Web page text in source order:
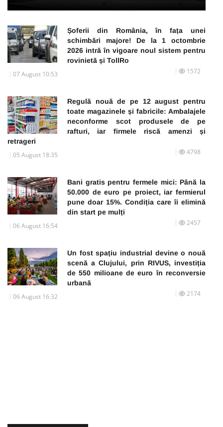
Șoferii din România, în fața unei
schimbări majore! De la 1 octombrie
2026 intră în vigoare noul sistem pentru
rovinietă și TollRo
07 August 10:53 1572
Regulă nouă de pe 12 august pentru
toate magazinele și fabricile: Ambalajele
neconforme scot produsele de pe
rafturi, iar firmele riscă amenzi și
retrageri
05 August 18:35 4798
Bani gratis pentru fermele mici: Până la
50.000 de euro pe proiect, iar fermierul
pune doar 15%. Condiția care îi elimină
din start pe mulți
06 August 16:54 2457
Un fost spațiu industrial devine o nouă
scenă a Clujului, prin RIVUS, investiția
de 550 milioane de euro în reconversie
urbană
06 August 16:32 2174